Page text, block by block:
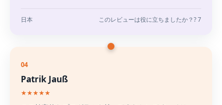
日本 このレビューは役に立ちましたか？? 7
04
Patrik Jauß
★★★★★